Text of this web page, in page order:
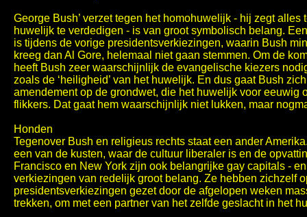
George Bush’ verzet tegen het homohuwelijk - hij zegt alles
huwelijk te verdedigen - is van groot symbolisch belang.
is tijdens de vorige presidentsverkiezingen, waarin Bush
kreeg dan Al Gore, helemaal niet gaan stemmen. Om de
heeft Bush zeer waarschijnlijk de evangelische kiezers
zoals de ‘heiligheid’ van het huwelijk. En dus gaat Bush
amendement op de grondwet, die het huwelijk voor eeuwig
flikkers. Dat gaat hem waarschijnlijk niet lukken, maar
Honden
Tegenover Bush en religieus rechts staat een ander
een van de kusten, waar de cultuur liberaler is en de
Francisco en New York zijn ook belangrijke gay capitals -
verkiezingen van redelijk groot belang. Ze hebben zichzelf
presidentsverkiezingen gezet door de afgelopen weken
trekken, om met een partner van het zelfde geslacht in het